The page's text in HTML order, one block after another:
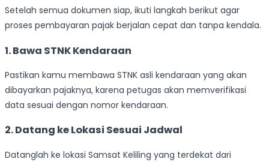
Setelah semua dokumen siap, ikuti langkah berikut agar
proses pembayaran pajak berjalan cepat dan tanpa kendala.
1. Bawa STNK Kendaraan
Pastikan kamu membawa STNK asli kendaraan yang akan
dibayarkan pajaknya, karena petugas akan memverifikasi
data sesuai dengan nomor kendaraan.
2. Datang ke Lokasi Sesuai Jadwal
Datanglah ke lokasi Samsat Keliling yang terdekat dari